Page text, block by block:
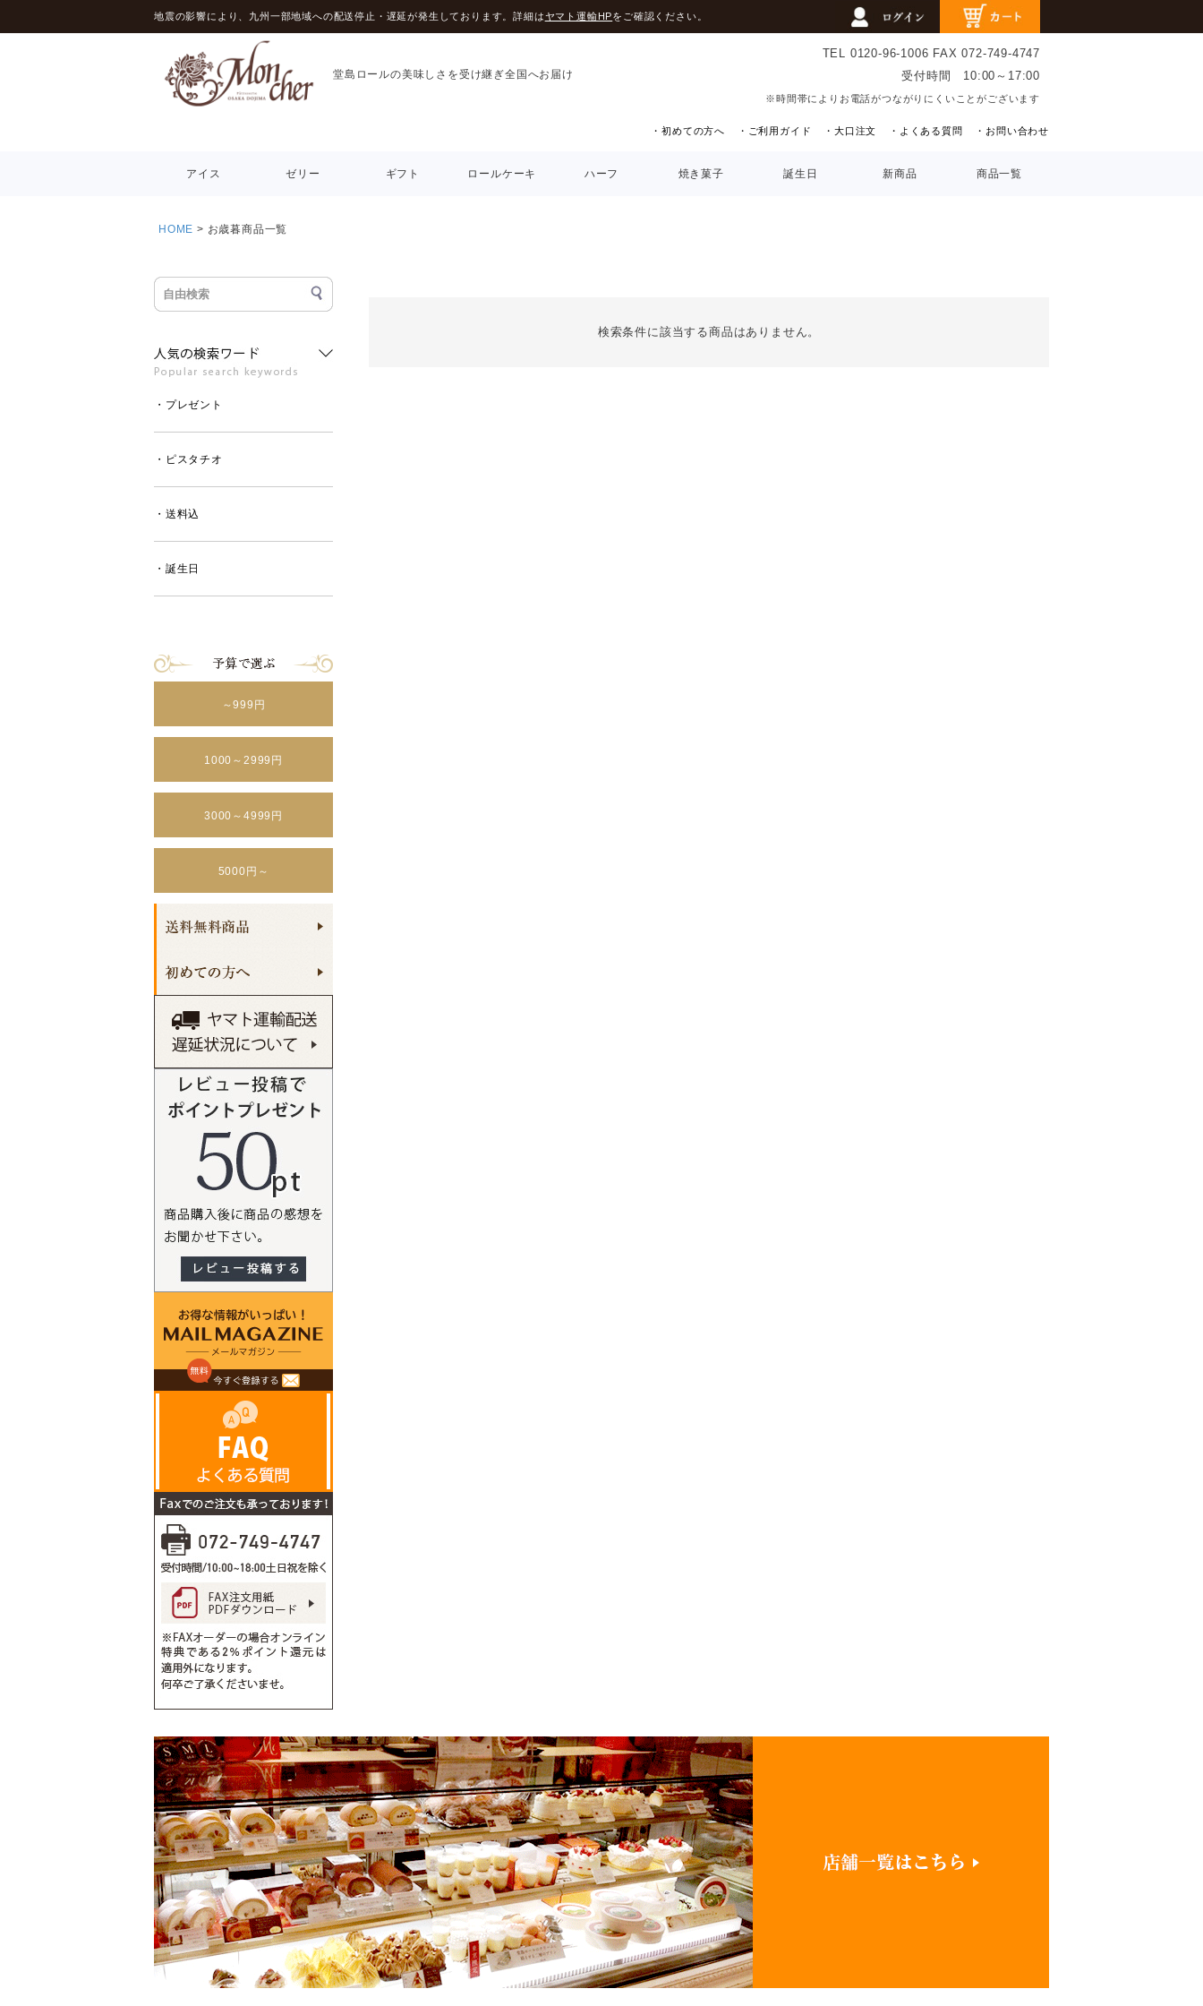
地震の影響により、九州一部地域への配送停止・遅延が発生しております。詳細はヤマト運輸HPをご確認ください。
堂島ロールの美味しさを受け継ぎ全国へお届け
TEL 0120-96-1006 FAX 072-749-4747
受付時間 10:00～17:00
※時間帯によりお電話がつながりにくいことがございます
・初めての方へ ・ご利用ガイド ・大口注文 ・よくある質問 ・お問い合わせ
アイス ゼリー ギフト ロールケーキ ハーフ 焼き菓子 誕生日 新商品 商品一覧
HOME お歳暮商品一覧
・プレゼント
・ピスタチオ
・送料込
・誕生日
～999円
1000～2999円
3000～4999円
5000円～
検索条件に該当する商品はありません。